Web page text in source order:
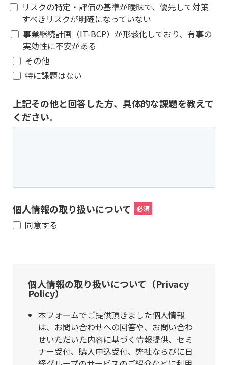
リスクの特定・評価の基準が曖昧で、優先して対策
すべきリスクが明確になっていない
事業継続計画（IT-BCP）が形骸化しており、有事の
実効性に不安がある
その他
特に課題はない
上記その他と回答した方、具体的な課題を教えて
ください。
個人情報の取り扱いについて
同意する
個人情報の取り扱いについて（Privacy
Policy）
本フォームでご提供頂きました個人情報
は、お問い合わせへの回答や、お問い合わ
せいただいた内容に基づく情報提供、セミ
ナー受付、購入申込受付、弊社ならびに日